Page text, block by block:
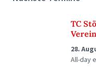
TC
28.
All-day